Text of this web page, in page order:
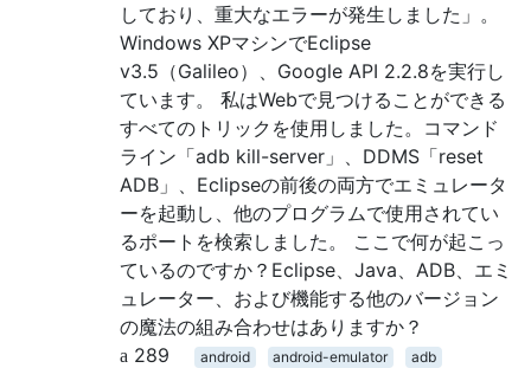
しており、重大なエラーが発生しました」。
Windows XPマシンでEclipse
v3.5（Galileo）、Google API 2.2.8を実行し
ています。 私はWebで見つけることができる
すべてのトリックを使用しました。コマンド
ライン「adb kill-server」、DDMS「reset
ADB」、Eclipseの前後の両方でエミュレータ
ーを起動し、他のプログラムで使用されてい
るポートを検索しました。 ここで何が起こっ
ているのですか？Eclipse、Java、ADB、エミ
ュレーター、および機能する他のバージョン
の魔法の組み合わせはありますか？
289
android android-emulator adb